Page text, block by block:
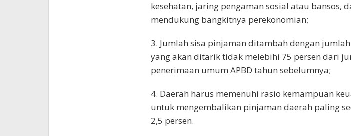
kesehatan, jaring pengaman sosial atau bansos,
mendukung bangkitnya perekonomian;
3. Jumlah sisa pinjaman ditambah dengan
yang akan ditarik tidak melebihi 75 persen dari
penerimaan umum APBD tahun sebelumnya;
4. Daerah harus memenuhi rasio kemampuan
untuk mengembalikan pinjaman daerah paling
2,5 persen.